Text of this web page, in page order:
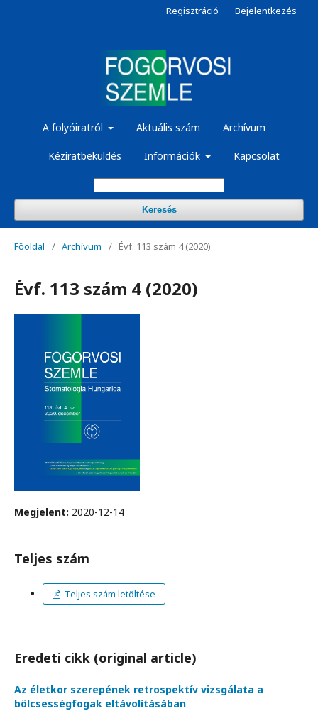
A folyóiratról Aktuális szám Archívum
Kéziratbeküldés Információk Kapcsolat
Keresés
Regisztráció Bejelentkezés
Főoldal / Archívum / Évf. 113 szám 4 (2020)
Évf. 113 szám 4 (2020)
Megjelent: 2020-12-14
Teljes szám
Teljes szám letöltése
Eredeti cikk (original article)
Az életkor szerepének retrospektív vizsgálata a
bölcsességfogak eltávolításában